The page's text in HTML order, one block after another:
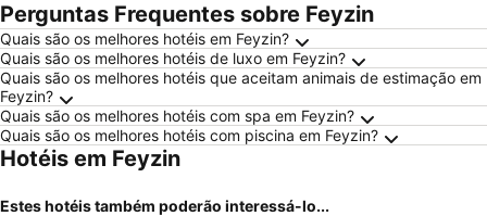
Perguntas Frequentes sobre Feyzin
Quais são os melhores hotéis em Feyzin?
Quais são os melhores hotéis de luxo em Feyzin?
Quais são os melhores hotéis que aceitam animais de estimação em
Feyzin?
Quais são os melhores hotéis com spa em Feyzin?
Quais são os melhores hotéis com piscina em Feyzin?
Hotéis em Feyzin
Estes hotéis também poderão interessá-lo...